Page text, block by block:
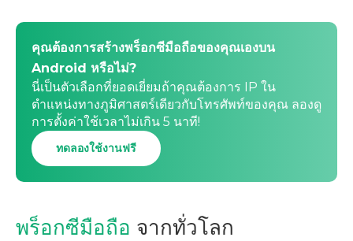
คุณต้องการสร้างพร็อกซีมือถือของคุณเองบน
Android หรือไม่?
นี่เป็นตัวเลือกที่ยอดเยี่ยมถ้าคุณต้องการ IP ใน
ตำแหน่งทางภูมิศาสตร์เดียวกับโทรศัพท์ของคุณ ลองดู
การตั้งค่าใช้เวลาไม่เกิน 5 นาที!
ทดลองใช้งานฟรี
พร็อกซีมือถือ จากทั่วโลก